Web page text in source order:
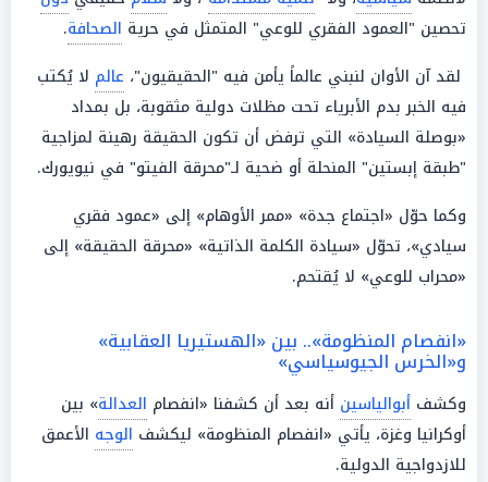
تحصين "العمود الفقري للوعي" المتمثل في حرية الصحافة.
لقد آن الأوان لنبني عالماً يأمن فيه "الحقيقيون"، عالم لا يُكتب
فيه الخبر بدم الأبرياء تحت مظلات دولية مثقوبة، بل بمداد
«بوصلة السيادة» التي ترفض أن تكون الحقيقة رهينة لمزاجية
"طبقة إبستين" المنحلة أو ضحية لـ"محرقة الفيتو" في نيويورك.
وكما حوّل «اجتماع جدة» «ممر الأوهام» إلى «عمود فقري
سيادي»، تحوّل «سيادة الكلمة الذاتية» «محرقة الحقيقة» إلى
«محراب للوعي» لا يُقتحم.
«انفصام المنظومة».. بين «الهستيريا العقابية»
و«الخرس الجيوسياسي»
وكشف أبوالياسين أنه بعد أن كشفنا «انفصام العدالة» بين
أوكرانيا وغزة، يأتي «انفصام المنظومة» ليكشف الوجه الأعمق
للازدواجية الدولية.